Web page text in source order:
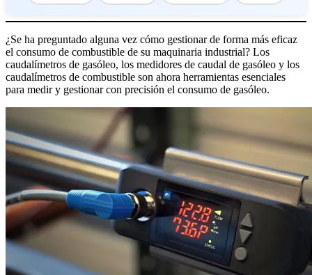
¿Se ha preguntado alguna vez cómo gestionar de forma más eficaz
el consumo de combustible de su maquinaria industrial? Los
caudalímetros de gasóleo, los medidores de caudal de gasóleo y los
caudalímetros de combustible son ahora herramientas esenciales
para medir y gestionar con precisión el consumo de gasóleo.